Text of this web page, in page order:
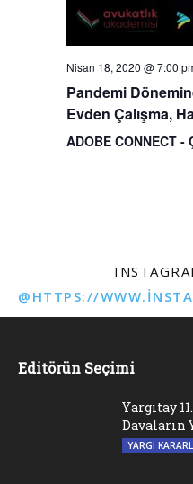
Nisan 18, 2020 @ 7:00
Pandemi
Evden Çalışma,
ADOBE CONNECT -
Editörün Seçimi
Yargıtay
Davaların
YARGI